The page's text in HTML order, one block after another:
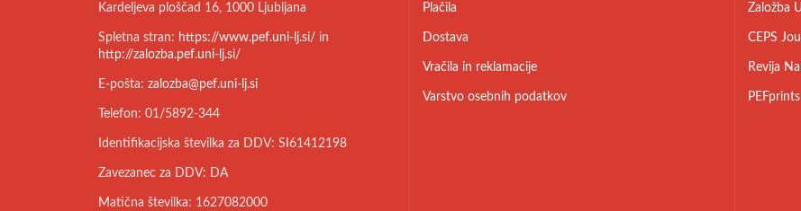
Kardeljeva ploščad 16, 1000 Ljubljana
Spletna stran: https://www.pef.uni-lj.si/ in
http://zalozba.pef.uni-lj.si/
E-pošta: zalozba@pef.uni-lj.si
Telefon: 01/5892-344
Identifikacijska številka za DDV: SI61412198
Zavezanec za DDV: DA
Matična številka: 1627082000
Plačila
Dostava
Vračila in reklamacije
Varstvo osebnih podatkov
Založba
CEPS
Revija
PEFprints